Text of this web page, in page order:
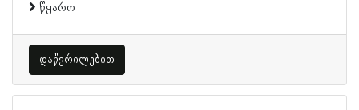
წყარო
დაწვრილებით